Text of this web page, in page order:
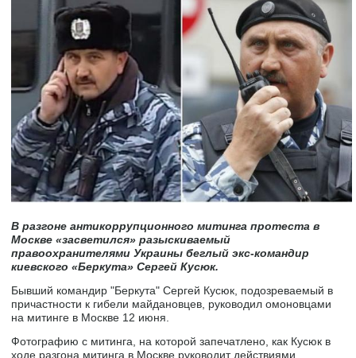
В разгоне антикоррупционного митинга протеста в
Москве «засветился» разыскиваемый
правоохранителями Украины беглый экс-командир
киевского «Беркута» Сергей Кусюк.
Бывший командир "Беркута" Сергей Кусюк, подозреваемый в
причастности к гибели майдановцев, руководил омоновцами
на митинге в Москве 12 июня.
Фотографию с митинга, на которой запечатлено, как Кусюк в
ходе разгона митинга в Москве руководит действиями